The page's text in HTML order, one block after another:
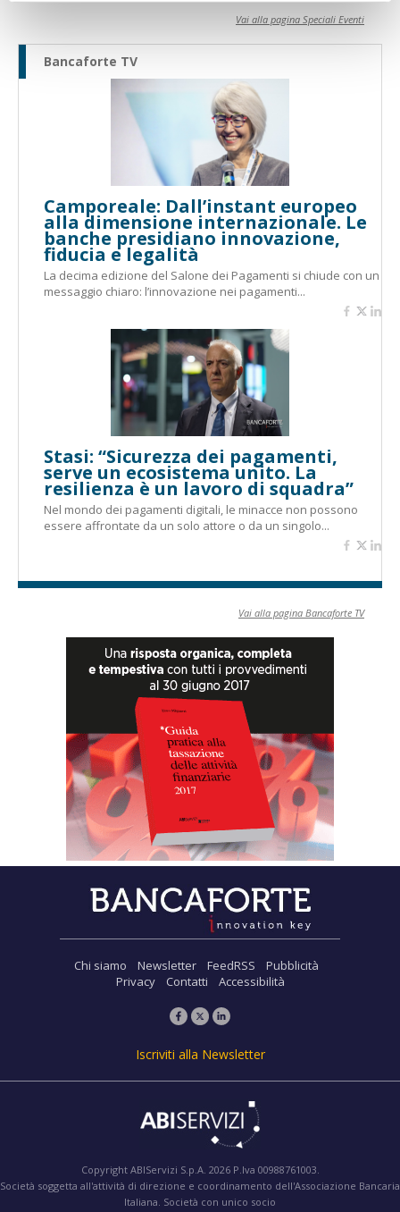
Vai alla pagina Speciali Eventi
Bancaforte TV
Camporeale: Dall’instant europeo
alla dimensione internazionale. Le
banche presidiano innovazione,
fiducia e legalità
La decima edizione del Salone dei Pagamenti si chiude con un
messaggio chiaro: l’innovazione nei pagamenti...
Stasi: “Sicurezza dei pagamenti,
serve un ecosistema unito. La
resilienza è un lavoro di squadra”
Nel mondo dei pagamenti digitali, le minacce non possono
essere affrontate da un solo attore o da un singolo...
Vai alla pagina Bancaforte TV
Chi siamo Newsletter FeedRSS
Pubblicità
Privacy
Contatti Accessibilità
Iscriviti alla Newsletter
Copyright ABIServizi S.p.A. 2026 P.Iva 00988761003.
Società soggetta all'attività di direzione e coordinamento dell'Associazione Bancaria
Italiana. Società con unico socio